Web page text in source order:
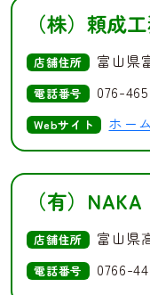
（株）頼成
店舗住所 富山県
電話番号 076-
Webサイト ホー
（有）
店舗住所 富山県
電話番号 0766-